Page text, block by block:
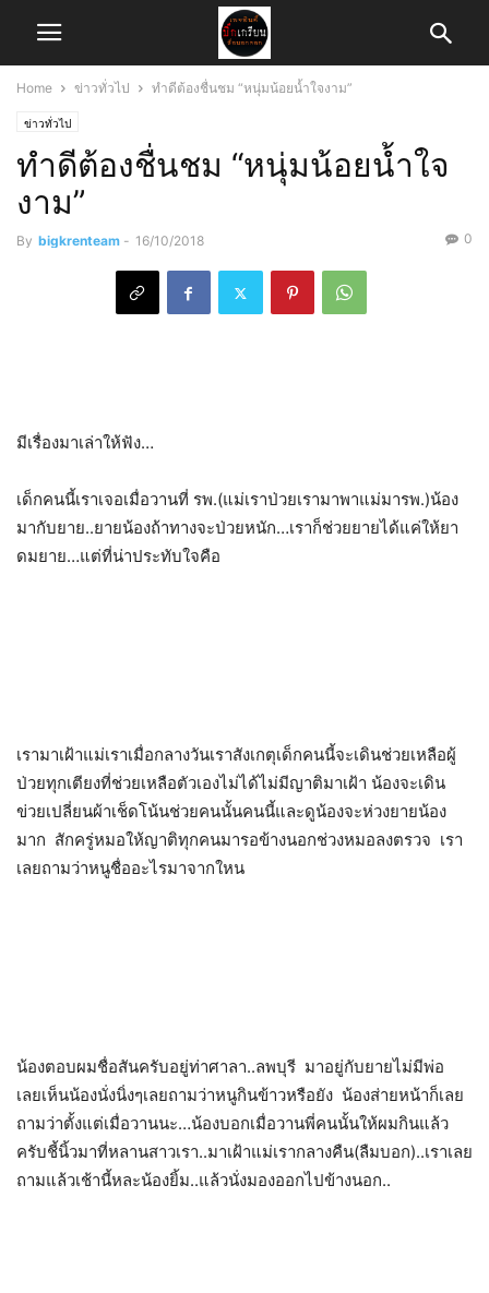
Home ข่าวทั่วไป ทำดีต้องชื่นชม “หนุ่มน้อยน้ำใจงาม”
ข่าวทั่วไป
ทำดีต้องชื่นชม “หนุ่มน้อยน้ำใจ
งาม”
By bigkrenteam - 16/10/2018 0
มีเรื่องมาเล่าให้ฟัง…
เด็กคนนี้เราเจอเมื่อวานที่ รพ.(แม่เราป่วยเรามาพาแม่มารพ.)น้อง
มากับยาย..ยายน้องถ้าทางจะป่วยหนัก…เราก็ช่วยยายได้แค่ให้ยา
ดมยาย…แต่ที่น่าประทับใจคือ
เรามาเฝ้าแม่เราเมื่อกลางวันเราสังเกตุเด็กคนนี้จะเดินช่วยเหลือผู้
ป่วยทุกเตียงที่ช่วยเหลือตัวเองไม่ได้ไม่มีญาติมาเฝ้า น้องจะเดิน
ข่วยเปลี่ยนผ้าเช็ดโน้นช่วยคนนั้นคนนี้และดูน้องจะห่วงยายน้อง
มาก สักครู่หมอให้ญาติทุกคนมารอข้างนอกช่วงหมอลงตรวจ เรา
เลยถามว่าหนูชื่ออะไรมาจากใหน
น้องตอบผมชื่อสันครับอยู่ท่าศาลา..ลพบุรี มาอยู่กับยายไม่มีพ่อ
เลยเห็นน้องนั่งนิ่งๆเลยถามว่าหนูกินข้าวหรือยัง น้องส่ายหน้าก็เลย
ถามว่าตั้งแต่เมื่อวานนะ…น้องบอกเมื่อวานพี่คนนั้นให้ผมกินแล้ว
ครับชี้นิ้วมาที่หลานสาวเรา..มาเฝ้าแม่เรากลางคืน(ลืมบอก)..เราเลย
ถามแล้วเช้านี้หละน้องยิ้ม..แล้วนั่งมองออกไปข้างนอก..